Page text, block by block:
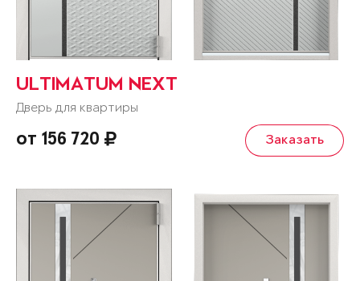
ULTIMATUM NEXT
Дверь для квартиры
от 156 720 Заказать